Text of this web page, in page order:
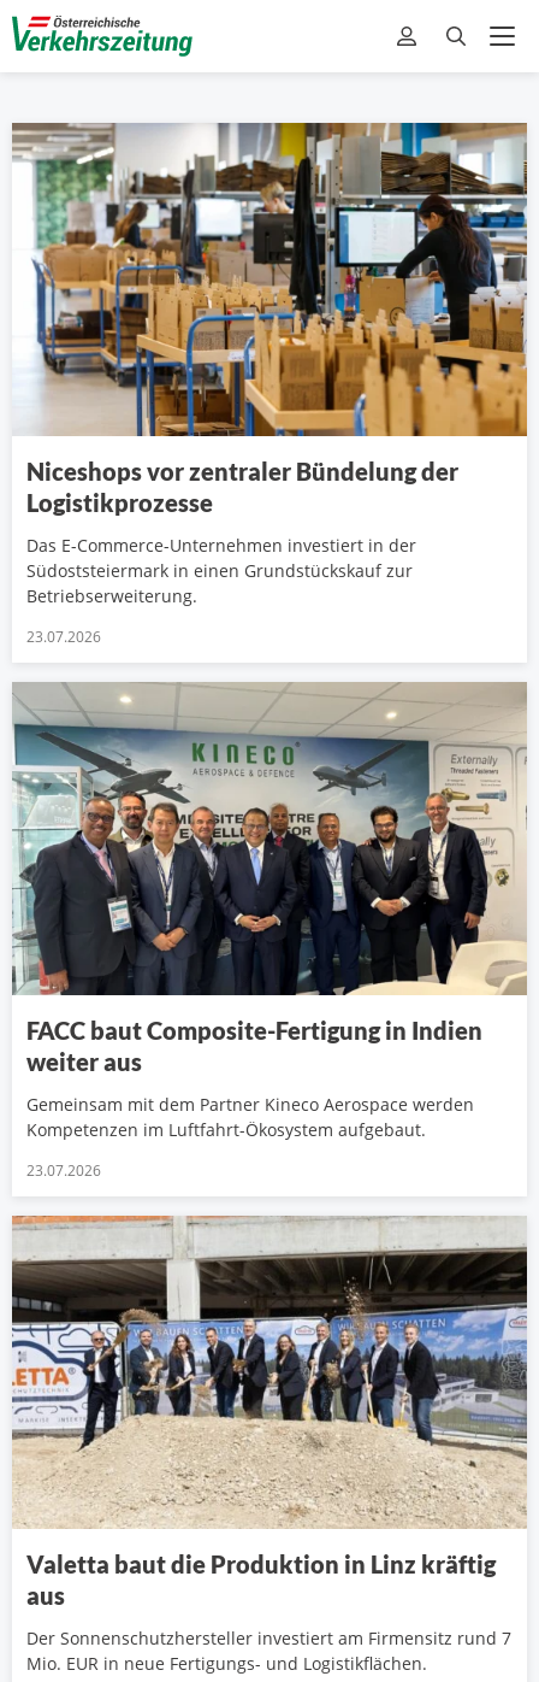
Niceshops vor zentraler Bündelung der
Logistikprozesse
Das E-Commerce-Unternehmen investiert in der
Südoststeiermark in einen Grundstückskauf zur
Betriebserweiterung.
23.07.2026
FACC baut Composite-Fertigung in Indien
weiter aus
Gemeinsam mit dem Partner Kineco Aerospace werden
Kompetenzen im Luftfahrt-Ökosystem aufgebaut.
23.07.2026
Valetta baut die Produktion in Linz kräftig
aus
Der Sonnenschutzhersteller investiert am Firmensitz rund 7
Mio. EUR in neue Fertigungs- und Logistikflächen.